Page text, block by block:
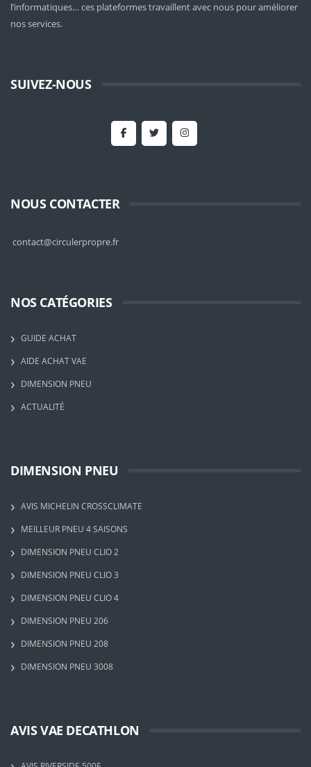
l’informatiques… ces plateformes travaillent avec nous pour améliorer
nos services.
SUIVEZ-NOUS
NOUS CONTACTER
contact@circulerpropre.fr
NOS CATÉGORIES
GUIDE ACHAT
AIDE ACHAT VAE
DIMENSION PNEU
ACTUALITÉ
DIMENSION PNEU
AVIS MICHELIN CROSSCLIMATE
MEILLEUR PNEU 4 SAISONS
DIMENSION PNEU CLIO 2
DIMENSION PNEU CLIO 3
DIMENSION PNEU CLIO 4
DIMENSION PNEU 206
DIMENSION PNEU 208
DIMENSION PNEU 3008
AVIS VAE DECATHLON